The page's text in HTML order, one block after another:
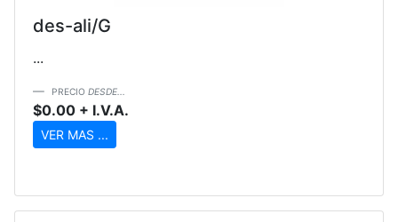
des-ali/G
...
PRECIO DESDE...
$0.00 + I.V.A.
VER MAS ...